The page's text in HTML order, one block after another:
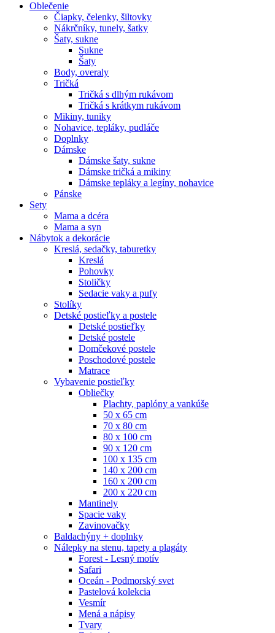
Oblečenie
Čiapky, čelenky, šiltovky
Nákrčníky, tunely, šatky
Šaty, sukne
Sukne
Šaty
Body, overaly
Tričká
Tričká s dlhým rukávom
Tričká s krátkym rukávom
Mikiny, tuniky
Nohavice, tepláky, pudláče
Doplnky
Dámske
Dámske šaty, sukne
Dámske tričká a mikiny
Dámske tepláky a legíny, nohavice
Pánske
Sety
Mama a dcéra
Mama a syn
Nábytok a dekorácie
Kreslá, sedačky, taburetky
Kreslá
Pohovky
Stoličky
Sedacie vaky a pufy
Stolíky
Detské postieľky a postele
Detské postieľky
Detské postele
Domčekové postele
Poschodové postele
Matrace
Vybavenie postieľky
Obliečky
Plachty, paplóny a vankúše
50 x 65 cm
70 x 80 cm
80 x 100 cm
90 x 120 cm
100 x 135 cm
140 x 200 cm
160 x 200 cm
200 x 220 cm
Mantinely
Spacie vaky
Zavinovačky
Baldachýny + doplnky
Nálepky na stenu, tapety a plagáty
Forest - Lesný motív
Safari
Oceán - Podmorský svet
Pastelová kolekcia
Vesmír
Mená a nápisy
Tvary